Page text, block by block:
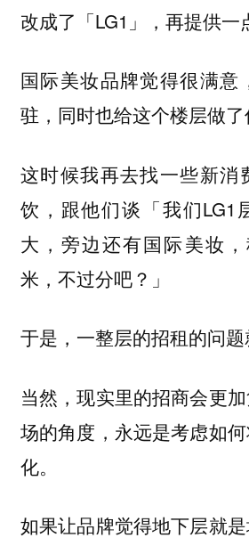
改成了「LG1」，再提供一
国际美妆品牌觉得很满意
驻，同时也给这个楼层做了
这时候我再去找一些新消
饮，跟他们谈「我们LG1
大，旁边还有国际美妆
米，不过分吧？」
于是，一整层的招租的问题
当然，现实里的招商会更
场的角度，永远是考虑如
化。
如果让品牌觉得地下层就